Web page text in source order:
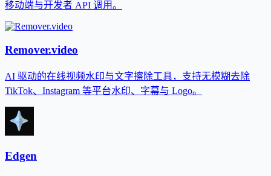
移动端与开发者 API 调用。
Remover.video
AI 驱动的在线视频水印与文字擦除工具，支持无模糊去除
TikTok、Instagram 等平台水印、字幕与 Logo。
Edgen